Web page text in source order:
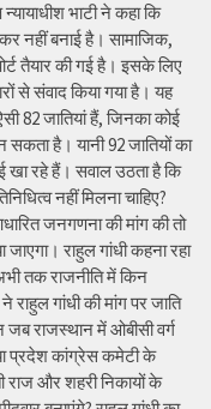
भाटी ने कहा कि
नहीं बनाई है। सामाजिक,
तैयार की गई है। इसके लिए
से संवाद किया गया है। यह
82 जातियां हैं, जिनका कोई
है। यानी 92 जातियों का
खा रहे हैं। सवाल उठता है कि
नहीं मिलना चाहिए?
जनगणना की मांग की तो
जाएगा। राहुल गांधी कहना रहा
तक राजनीति में किन
राहुल गांधी की मांग पर जाति
राजस्थान में ओबीसी वर्ग
प्रदेश कांग्रेस कमेटी के
राज और शहरी निकायों के